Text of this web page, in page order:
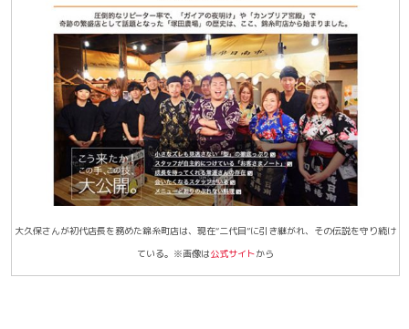
大久保さんが初代店長を務めた錦糸町店は、現在“二代目”に引き継がれ、その伝説を守り続け
ている。※画像は公式サイトから